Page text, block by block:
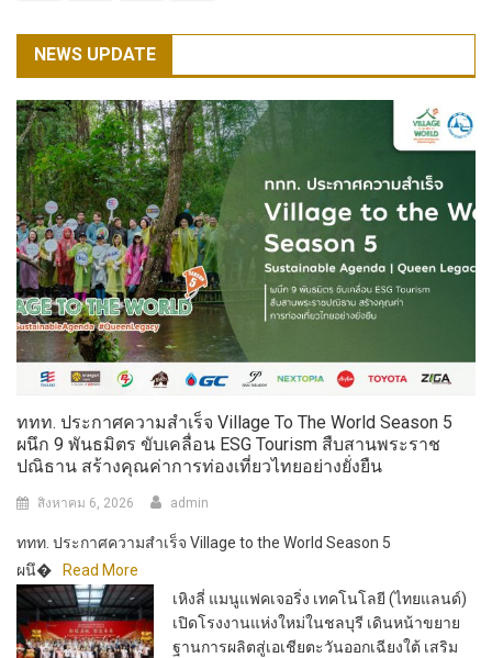
NEWS UPDATE
ททท. ประกาศความสำเร็จ Village To The World Season 5
ผนึก 9 พันธมิตร ขับเคลื่อน ESG Tourism สืบสานพระราช
ปณิธาน สร้างคุณค่าการท่องเที่ยวไทยอย่างยั่งยืน
สิงหาคม 6, 2026 admin
ททท. ประกาศความสำเร็จ Village to the World Season 5
ผนึ�
Read More
เหิงลี่ แมนูแฟคเจอริ่ง เทคโนโลยี (ไทยแลนด์)
เปิดโรงงานแห่งใหม่ในชลบุรี เดินหน้าขยาย
ฐานการผลิตสู่เอเชียตะวันออกเฉียงใต้ เสริม